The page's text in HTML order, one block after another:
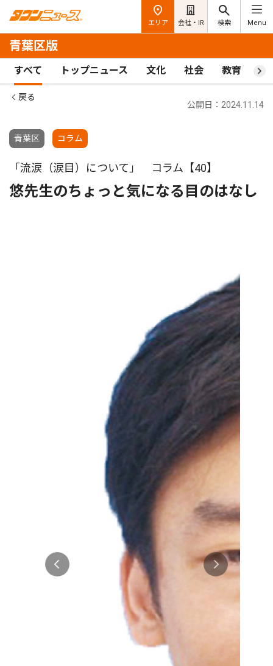
エリア 会社・IR 検索 Menu
青葉区版
すべて トップニュース 文化 社会 教育 ス
戻る
青葉区 コラム
公開日：2024.11.14
「流涙（涙目）について」 コラム【40】
悠先生のちょっと気になる目のはなし